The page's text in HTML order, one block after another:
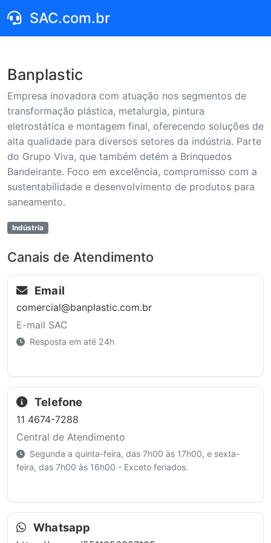
SAC.com.br
Banplastic
Empresa inovadora com atuação nos segmentos de
transformação plástica, metalurgia, pintura
eletrostática e montagem final, oferecendo soluções de
alta qualidade para diversos setores da indústria. Parte
do Grupo Viva, que também detém a Brinquedos
Bandeirante. Foco em excelência, compromisso com a
sustentabilidade e desenvolvimento de produtos para
saneamento.
Indústria
Canais de Atendimento
Email
comercial@banplastic.com.br
E-mail SAC
Resposta em até 24h
Telefone
11 4674-7288
Central de Atendimento
Segunda a quinta-feira, das 7h00 às 17h00, e sexta-
feira, das 7h00 às 16h00 - Exceto feriados.
Whatsapp